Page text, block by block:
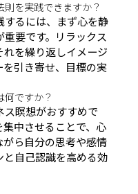
を実践できますか？
するには、まず心を静
要です。リラックス
を繰り返しイメージ
引き寄せ、目標の実
ですか？
ス瞑想がおすすめで
中させることで、心
ら自分の思考や感情
自己認識を高める効